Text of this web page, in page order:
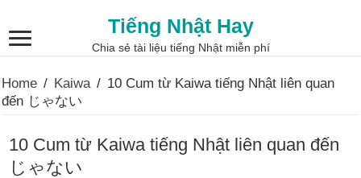
Tiếng Nhật Hay
Chia sẻ tài liệu tiếng Nhật miễn phí
Home / Kaiwa / 10 Cum từ Kaiwa tiếng Nhật liên quan
đến じゃない
10 Cum từ Kaiwa tiếng Nhật liên quan đến
じゃない